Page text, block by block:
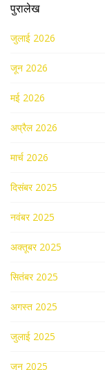
पुरालेख
जुलाई 2026
जून 2026
मई 2026
अप्रैल 2026
मार्च 2026
दिसंबर 2025
नवंबर 2025
अक्तूबर 2025
सितंबर 2025
अगस्त 2025
जुलाई 2025
जून 2025